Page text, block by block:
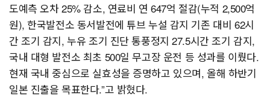
도예측 오차 25% 감소, 연료비 연 647억 절감(누적 2,500억
원), 한국발전소 동서발전에 튜브 누설 감지 기존 대비 62시
간 조기 감지, 누유 조기 진단 통풍정지 27.5시간 조기 감지,
국내 대형 발전소 최초 500일 무고장 운전 등 성과를 이뤘다.
현재 국내 중심으로 실효성을 증명하고 있으며, 올해 하반기
일본 진출을 목표한다.”고 밝혔다.